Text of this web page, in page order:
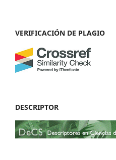
VERIFICACIÓN DE PLAGIO
DESCRIPTOR